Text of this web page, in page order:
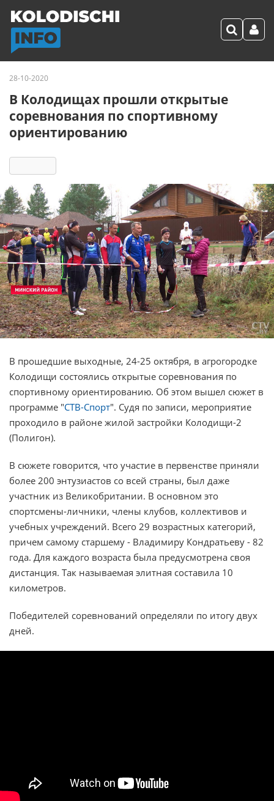
28-10-2020
В Колодищах прошли открытые
соревнования по спортивному
ориентированию
В прошедшие выходные, 24-25 октября, в агрогородке
Колодищи состоялись открытые соревнования по
спортивному ориентированию. Об этом вышел сюжет в
программе "СТВ-Спорт". Судя по записи, мероприятие
проходило в районе жилой застройки Колодищи-2
(Полигон).
В сюжете говорится, что участие в первенстве приняли
более 200 энтузиастов со всей страны, был даже
участник из Великобритании. В основном это
спортсмены-личники, члены клубов, коллективов и
учебных учреждений. Всего 29 возрастных категорий,
причем самому старшему - Владимиру Кондратьеву - 82
года. Для каждого возраста была предусмотрена своя
дистанция. Так называемая элитная составила 10
километров.
Победителей соревнований определяли по итогу двух
дней.